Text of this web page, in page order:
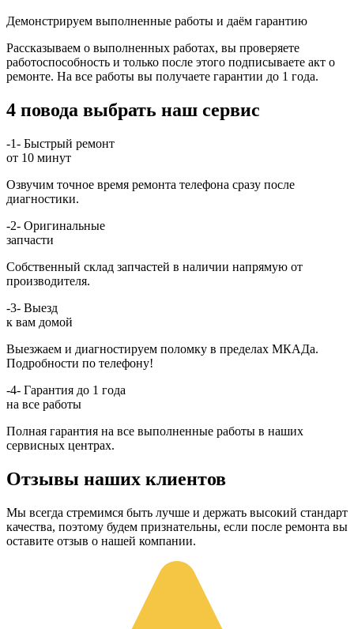
Демонстрируем выполненные работы и даём гарантию
Рассказываем о выполненных работах, вы проверяете
работоспособность и только после этого подписываете акт о
ремонте. На все работы вы получаете гарантии до 1 года.
4 повода выбрать наш сервис
-1- Быстрый ремонт
от 10 минут
Озвучим точное время ремонта телефона сразу после
диагностики.
-2- Оригинальные
запчасти
Собственный склад запчастей в наличии напрямую от
производителя.
-3- Выезд
к вам домой
Выезжаем и диагностируем поломку в пределах МКАДа.
Подробности по телефону!
-4- Гарантия до 1 года
на все работы
Полная гарантия на все выполненные работы в наших
сервисных центрах.
Отзывы наших клиентов
Мы всегда стремимся быть лучше и держать высокий стандарт
качества, поэтому будем признательны, если после ремонта вы
оставите отзыв о нашей компании.